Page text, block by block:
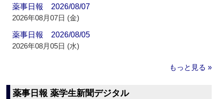
薬事日報 2026/08/07
2026年08月07日 (金)
薬事日報 2026/08/05
2026年08月05日 (水)
もっと見る »
薬事日報 薬学生新聞デジタル